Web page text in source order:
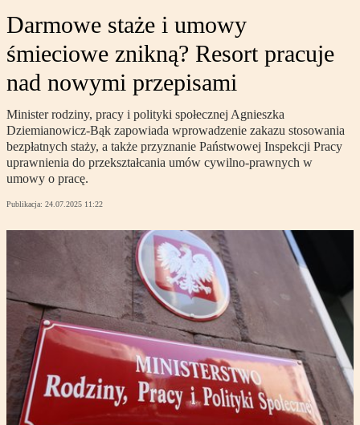
Darmowe staże i umowy
śmieciowe znikną? Resort pracuje
nad nowymi przepisami
Minister rodziny, pracy i polityki społecznej Agnieszka
Dziemianowicz-Bąk zapowiada wprowadzenie zakazu stosowania
bezpłatnych staży, a także przyznanie Państwowej Inspekcji Pracy
uprawnienia do przekształcania umów cywilno-prawnych w
umowy o pracę.
Publikacja: 24.07.2025 11:22